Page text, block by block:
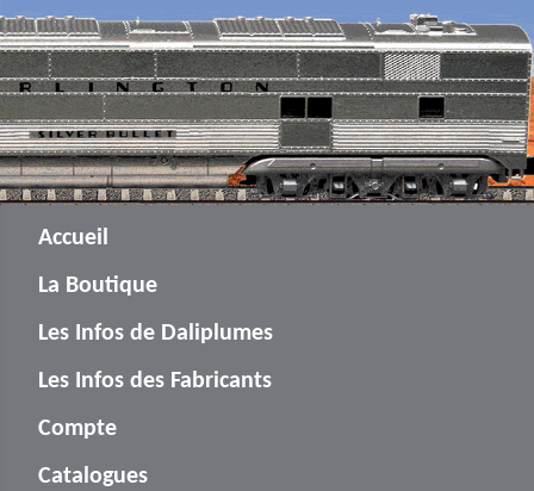
Accueil
La Boutique
Les Infos de Daliplumes
Les Infos des Fabricants
Compte
Catalogues